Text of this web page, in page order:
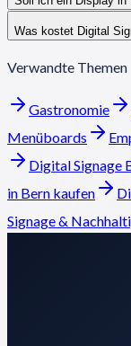
Was kostet Digital
Verwandte Themen
Gastronomie
Menüboards
Digital Signage
in Bern kaufen
Signage &